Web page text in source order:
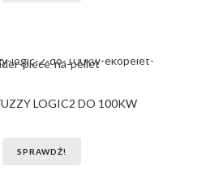
LOGIC2 DO 100KW
SPRAWDŹ!